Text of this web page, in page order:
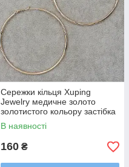
Сережки кільця Xuping
Jewelry медичне золото
золотистого кольору застібка
булавка діаметр 6,5 см
В наявності
160 ₴